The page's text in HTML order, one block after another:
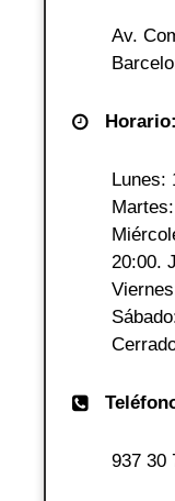
Av.
Horario:
Lunes:
20:00.
937 30